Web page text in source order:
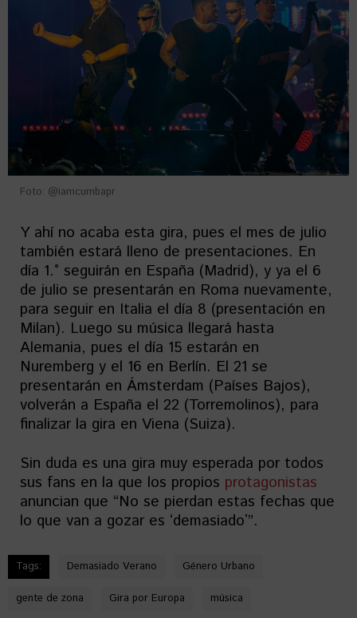
Foto: @iamcumbapr
Y ahí no acaba esta gira, pues el mes de julio
también estará lleno de presentaciones. En
día 1.° seguirán en España (Madrid), y ya el 6
de julio se presentarán en Roma nuevamente,
para seguir en Italia el día 8 (presentación en
Milan). Luego su música llegará hasta
Alemania, pues el día 15 estarán en
Nuremberg y el 16 en Berlín. El 21 se
presentarán en Ámsterdam (Países Bajos),
volverán a España el 22 (Torremolinos), para
finalizar la gira en Viena (Suiza).
Sin duda es una gira muy esperada por todos
sus fans en la que los propios protagonistas
anuncian que “No se pierdan estas fechas que
lo que van a gozar es ʻdemasiadoʼ”.
Tags: Demasiado Verano Género Urbano
gente de zona Gira por Europa música